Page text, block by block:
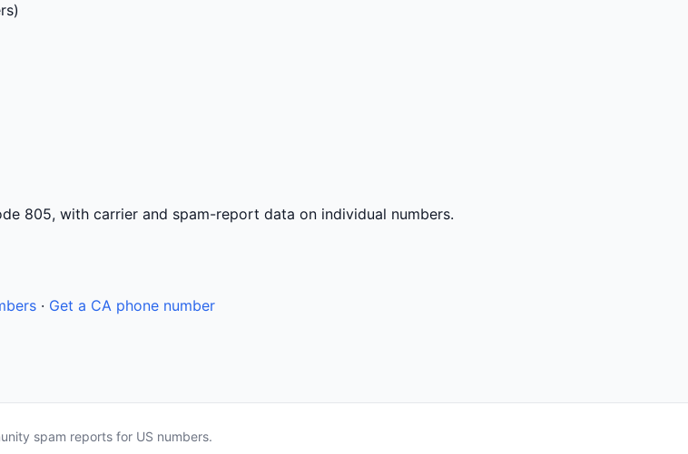
805, with carrier and spam-report data on individual numbers.
· Get a CA phone number
spam reports for US numbers.